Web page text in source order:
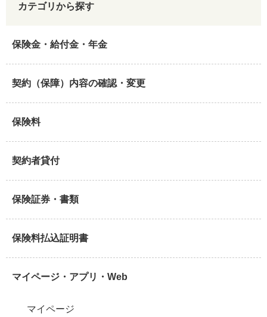
カテゴリから探す
保険金・給付金・年金
契約（保障）内容の確認・変更
保険料
契約者貸付
保険証券・書類
保険料払込証明書
マイページ・アプリ・Web
マイページ